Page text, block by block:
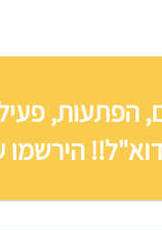
הפתעות,
הירשמו